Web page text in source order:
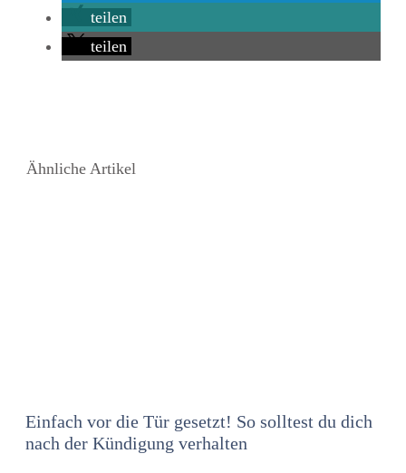
teilen
teilen
Ähnliche Artikel
Einfach vor die Tür gesetzt! So solltest du dich
nach der Kündigung verhalten